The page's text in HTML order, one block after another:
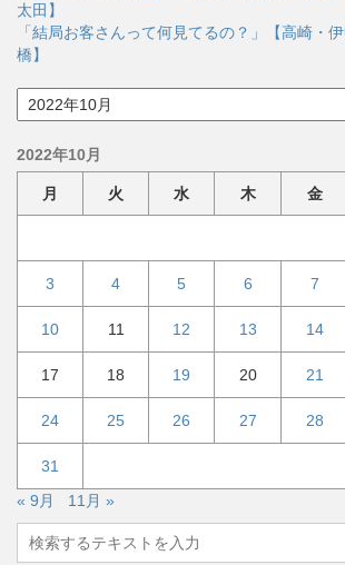
太田】
「結局お客さんって何見てるの？」【高崎・
橋】
ア
ー
イ
2022年10月
月 火 水 木 金
3 4 5 6 7
10 11 12 13 14
17 18 19 20 21
24 25 26 27 28
31
« 9月
11月 »